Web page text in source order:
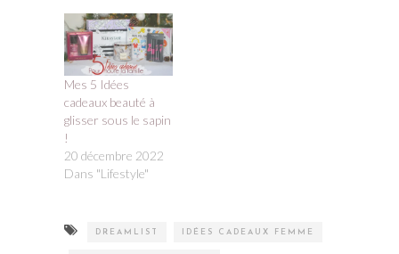
Mes 5 Idées
cadeaux beauté à
glisser sous le sapin
!
20 décembre 2022
Dans "Lifestyle"
DREAMLIST IDÉES CADEAUX FEMME